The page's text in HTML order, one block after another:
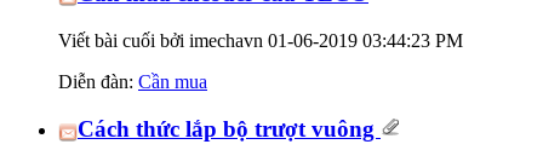
Viết bài cuối bởi imechavn 01-06-2019 03:44:23 PM
Diễn đàn: Cần mua
Cách thức lắp bộ trượt vuông